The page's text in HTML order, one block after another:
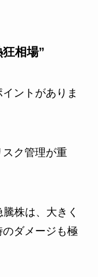
相場”
ントがありま
ク管理が重
株は、大きく
ダメージも極